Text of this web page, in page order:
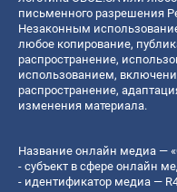
письменного разрешения
Незаконным
любое копирование,
распространение,
использованием,
распространение,
изменения материала.
Название онлайн медиа —
- субъект в сфере онлайн
- идентификатор медиа —